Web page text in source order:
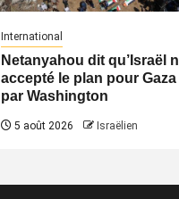
International
Netanyahou dit qu’Israël
accepté le plan pour
par Washington
5 août 2026 Israëlien